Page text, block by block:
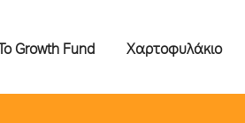
Το Growth Fund Χαρτοφυλάκιο